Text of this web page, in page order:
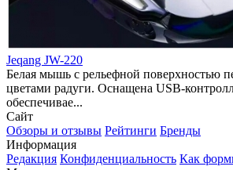
Jeqang JW-220
Белая мышь с рельефной поверхностью
цветами радуги. Оснащена USB-
обеспечивае...
Сайт
Обзоры и отзывы Рейтинги Бренды
Информация
Редакция Конфиденциальность Как